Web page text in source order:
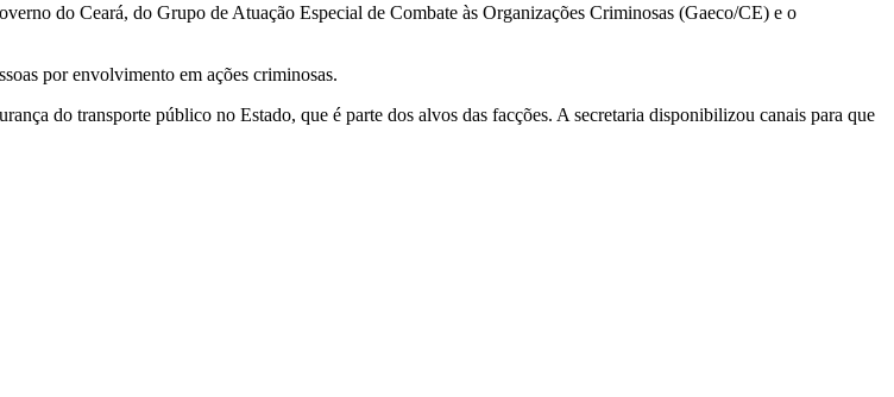
do Ceará, do Grupo de Atuação Especial de Combate às Organizações Criminosas (Gaeco/CE) e o
por envolvimento em ações criminosas.
do transporte público no Estado, que é parte dos alvos das facções. A secretaria disponibilizou canais para que